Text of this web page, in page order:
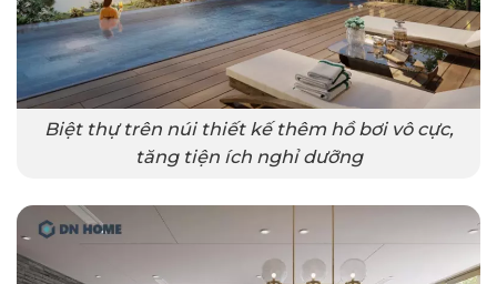
Biệt thự trên núi thiết kế thêm hồ bơi vô cực,
tăng tiện ích nghỉ dưỡng